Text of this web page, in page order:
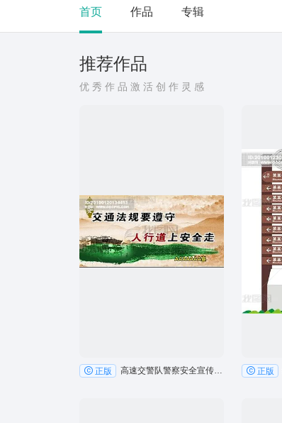
首页 作品 专辑
推荐作品
优秀作品激活创作灵感
正版 高速交警队警察安全宣传户外广告牌 正版